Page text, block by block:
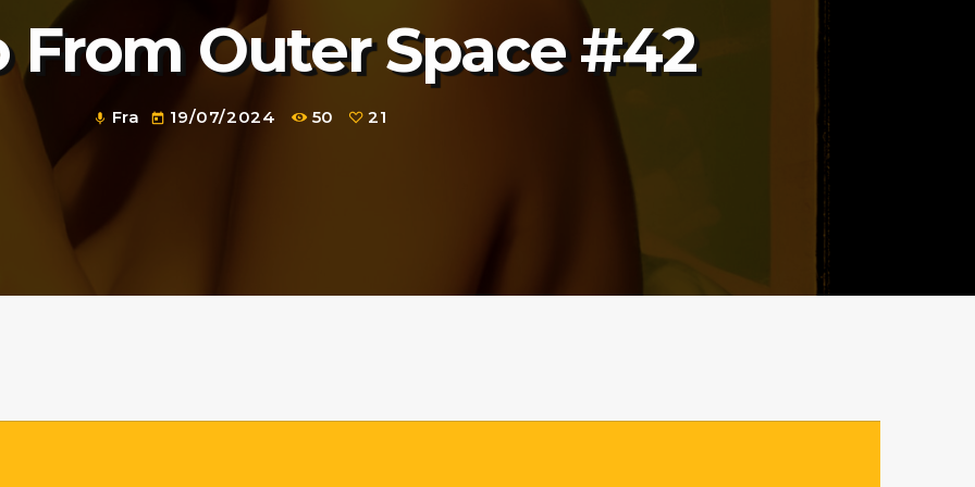
From Outer Space #42
mic Fra today 19/07/2024 50 21